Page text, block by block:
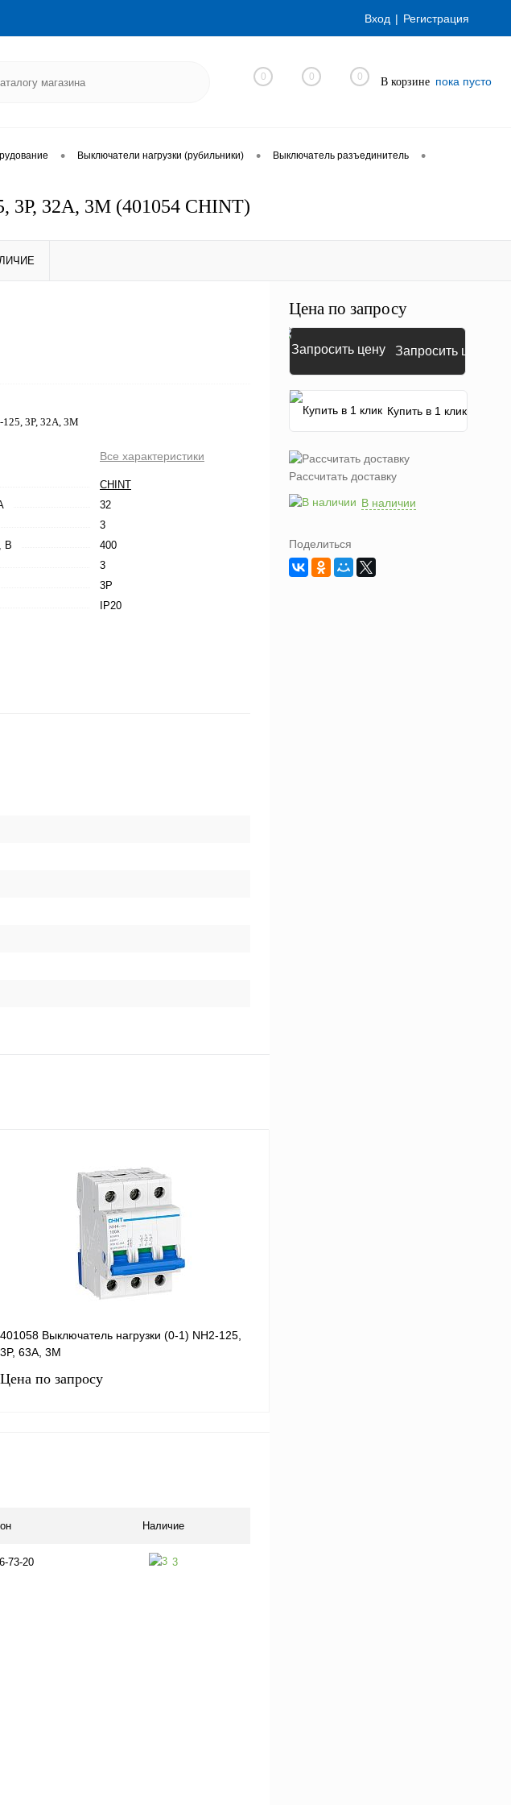
Вход Регистрация
0 0 0 В корзине пока пусто
• Выключатели нагрузки (рубильники) • Выключатель разъединитель •
3P, 32А, 3М (401054 CHINT)
125, 3P, 32А, 3М
Все характеристики
CHINT
32
3
В
400
3
3P
IP20
401058 Выключатель нагрузки (0-1) NH2-125,
3P, 63А, 3М
Цена по запросу
Наличие
73-20 3
Цена по запросу
Запросить цену
Купить в 1 клик
Рассчитать доставку
В наличии
Поделиться